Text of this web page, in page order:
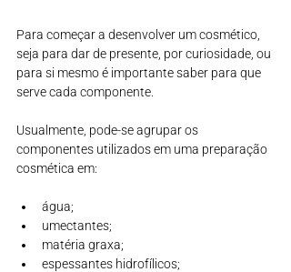
Para começar a desenvolver um cosmético,
seja para dar de presente, por curiosidade, ou
para si mesmo é importante saber para que
serve cada componente.
Usualmente, pode-se agrupar os
componentes utilizados em uma preparação
cosmética em:
água;
umectantes;
matéria graxa;
espessantes hidrofílicos;